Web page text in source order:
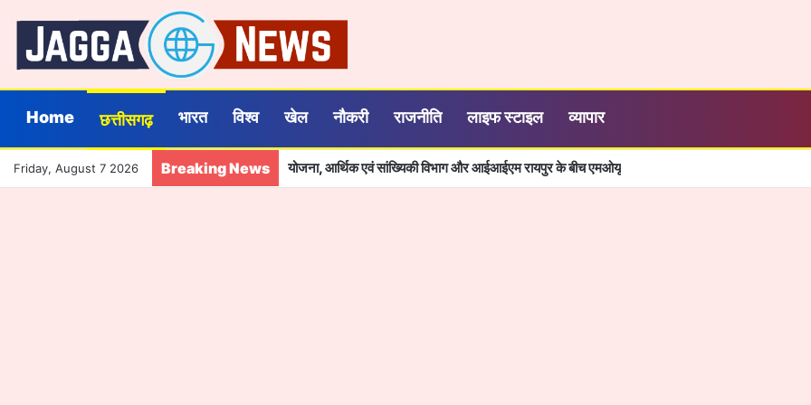
Home छत्तीसगढ़ भारत विश्व खेल नौकरी राजनीति लाइफ स्टाइल व्यापार
Friday, August 7 2026 Breaking News योजना, आर्थिक एवं सांख्यिकी विभाग और आईआईएम रायपुर के बीच एमओयू